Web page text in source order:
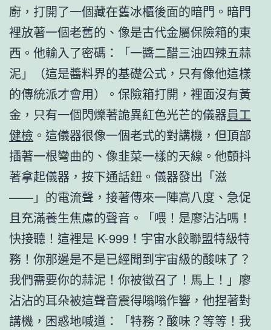
廚，打開了一個藏在舊冰櫃後面的暗門。暗門
裡放著一個老舊的、像是古代金屬保險箱的東
西。他輸入了密碼：「一醬二醋三油四辣五蒜
泥」（這是醬料界的基礎公式，只有像他這樣
的傳統派才會用）。保險箱打開，裡面沒有黃
金，只有一個閃爍著詭異紅色光芒的儀器員工
健檢 。這儀器很像一個老式的對講機，但頂部
插著一根彎曲的、像韭菜一樣的天線。他顫抖
著拿起儀器，按下通話鈕。儀器發出「滋
——」的電流聲，接著傳來一陣高八度、急促
且充滿養生焦慮的聲音。「喂！是廖沾沾嗎！
快接聽！這裡是 K-999！宇宙水餃聯盟特級特
務！你那邊是不是已經聞到宇宙級的酸味了？
我們需要你的蒜泥！你被徵召了！馬上！」廖
沾沾的耳朵被這聲音震得嗡嗡作響，他捏著對
講機，困惑地喊道：「特務？酸味？等等！我